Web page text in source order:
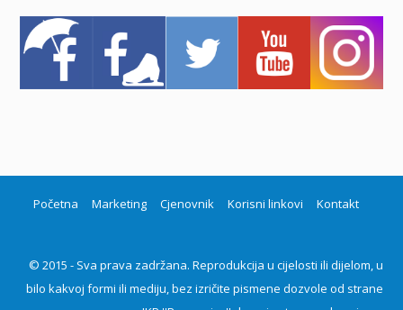
Početna Marketing Cjenovnik Korisni linkovi Kontakt
© 2015 - Sva prava zadržana. Reprodukcija u cijelosti ili dijelom, u
bilo kakvoj formi ili mediju, bez izričite pismene dozvole od strane